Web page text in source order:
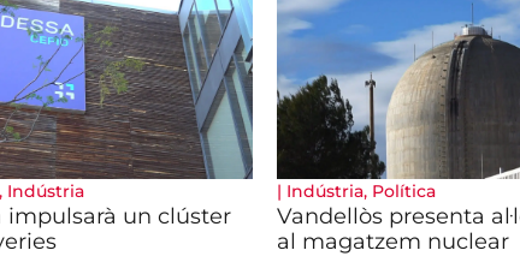
, Indústria
impulsarà un clúster
| Indústria, Política
Vandellòs presenta
al magatzem nuclear